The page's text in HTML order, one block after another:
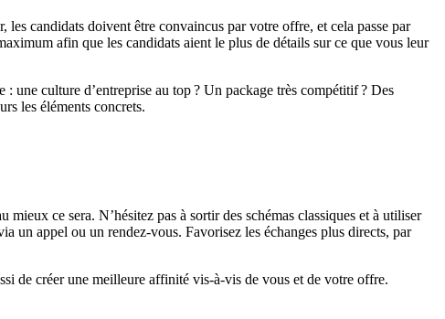
les candidats doivent être convaincus par votre offre, et cela passe par
afin que les candidats aient le plus de détails sur ce que vous leur
une culture d’entreprise au top? Un package très compétitif? Des
les éléments concrets.
mieux ce sera. N’hésitez pas à sortir des schémas classiques et à utiliser
un appel ou un rendez-vous. Favorisez les échanges plus directs, par
de créer une meilleure affinité vis-à-vis de vous et de votre offre.